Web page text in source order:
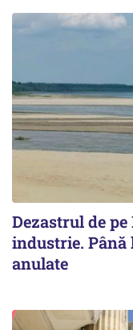
Dezastrul de
industrie. Până
anulate